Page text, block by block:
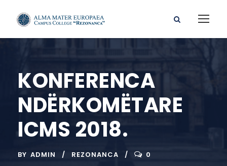
KONFERENCA
NDËRKOMËTARE
ICMS 2018.
BY ADMIN REZONANCA 0